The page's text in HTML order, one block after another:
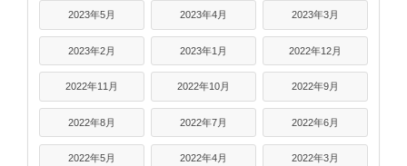
2023年5月 2023年4月 2023年3月
2023年2月 2023年1月 2022年12月
2022年11月 2022年10月 2022年9月
2022年8月 2022年7月 2022年6月
2022年5月 2022年4月 2022年3月